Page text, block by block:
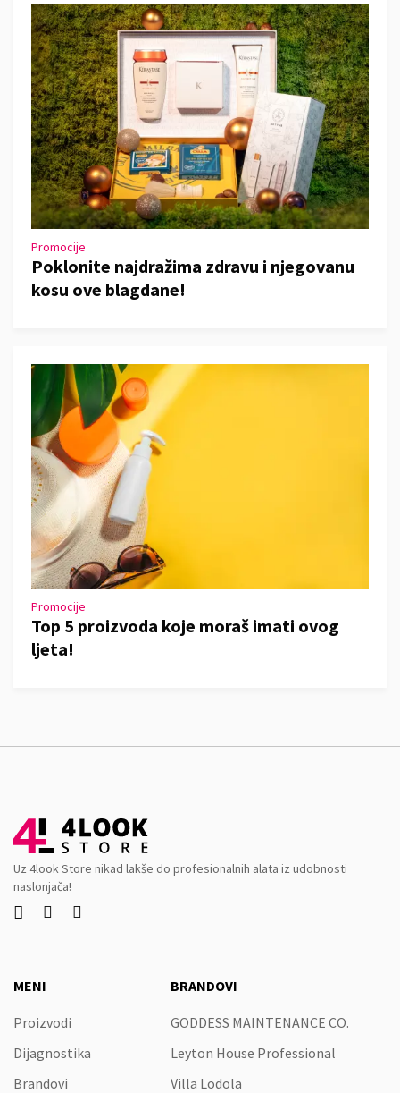
Promocije
Poklonite najdražima zdravu i njegovanu
kosu ove blagdane!
Promocije
Top 5 proizvoda koje moraš imati ovog
ljeta!
Uz 4look Store nikad lakše do profesionalnih alata iz udobnosti
naslonjača!
  
MENI
Proizvodi
Dijagnostika
Brandovi
BRANDOVI
GODDESS MAINTENANCE CO.
Leyton House Professional
Villa Lodola